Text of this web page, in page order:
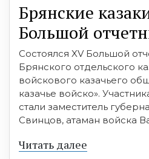
Брянские
Большой
Состоялся XV Большой
Брянского отдельского
войскового казачьего
казачье войско».
стали заместитель
Свинцов, атаман войска
Читать далее